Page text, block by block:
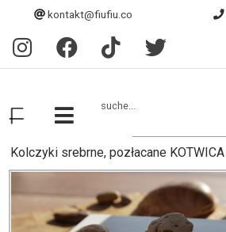
kontakt@fiufiu.co
suche...
Kolczyki srebrne, pozłacane KOTWICA